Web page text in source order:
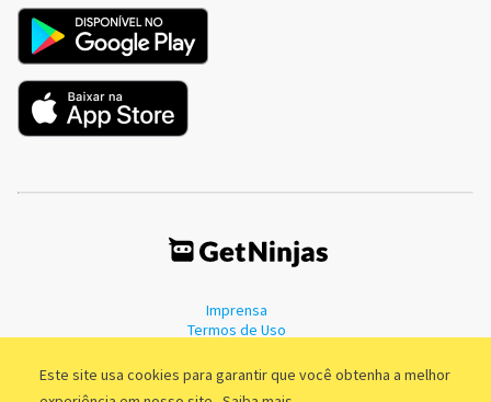
Este site usa cookies para garantir que você obtenha a melhor
Imprensa
Termos de Uso